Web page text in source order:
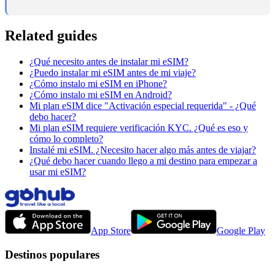
Related guides
¿Qué necesito antes de instalar mi eSIM?
¿Puedo instalar mi eSIM antes de mi viaje?
¿Cómo instalo mi eSIM en iPhone?
¿Cómo instalo mi eSIM en Android?
Mi plan eSIM dice "Activación especial requerida" - ¿Qué
debo hacer?
Mi plan eSIM requiere verificación KYC. ¿Qué es eso y
cómo lo completo?
Instalé mi eSIM. ¿Necesito hacer algo más antes de viajar?
¿Qué debo hacer cuando llego a mi destino para empezar a
usar mi eSIM?
App Store Google Play
Destinos populares